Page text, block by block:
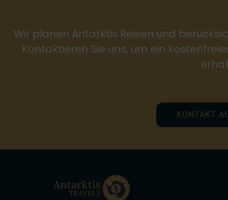
Wir planen Antarktis Reisen und
Kontaktieren Sie uns, um ein
KONTAKT